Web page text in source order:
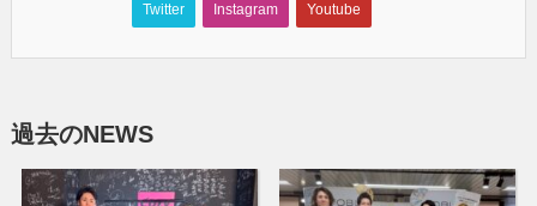
Twitter Instagram Youtube
過去のNEWS